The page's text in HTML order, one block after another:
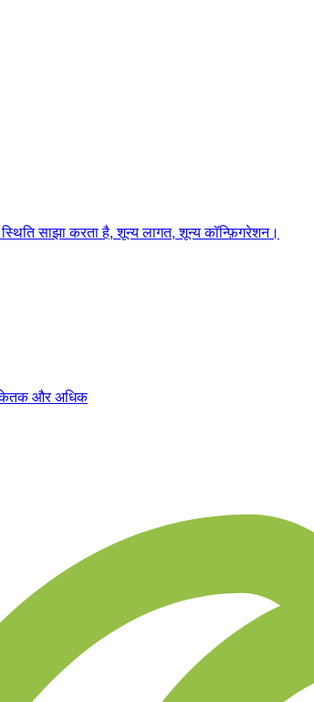
साझा करता है, शून्य लागत, शून्य कॉन्फ़िगरेशन।
संकेतक और अधिक